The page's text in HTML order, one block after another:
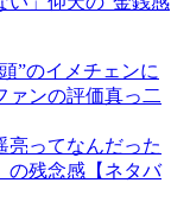
”のイメチェンに
ァンの評価真っ二
亮ってなんだった
残念感【ネタバ